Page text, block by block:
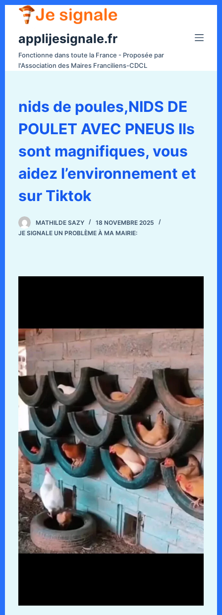
applijesignale.fr
Fonctionne dans toute la France - Proposée par
l'Association des Maires Franciliens-CDCL
nids de poules,NIDS DE
POULET AVEC PNEUS Ils
sont magnifiques, vous
aidez l’environnement et
sur Tiktok
MATHILDE SAZY
18 NOVEMBRE 2025
JE SIGNALE UN PROBLÈME À MA MAIRIE: